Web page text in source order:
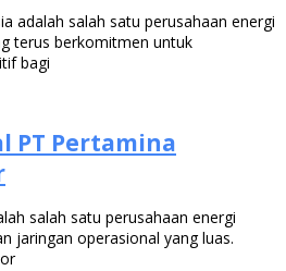
adalah salah satu perusahaan energi
terus berkomitmen untuk
bagi
PT Pertamina
salah satu perusahaan energi
jaringan operasional yang luas.